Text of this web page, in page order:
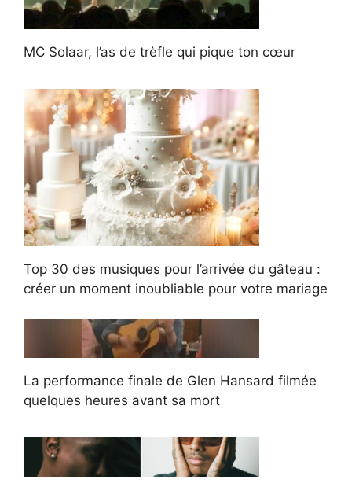
MC Solaar, l’as de trèfle qui pique ton cœur
Top 30 des musiques pour l’arrivée du gâteau :
créer un moment inoubliable pour votre mariage
La performance finale de Glen Hansard filmée
quelques heures avant sa mort